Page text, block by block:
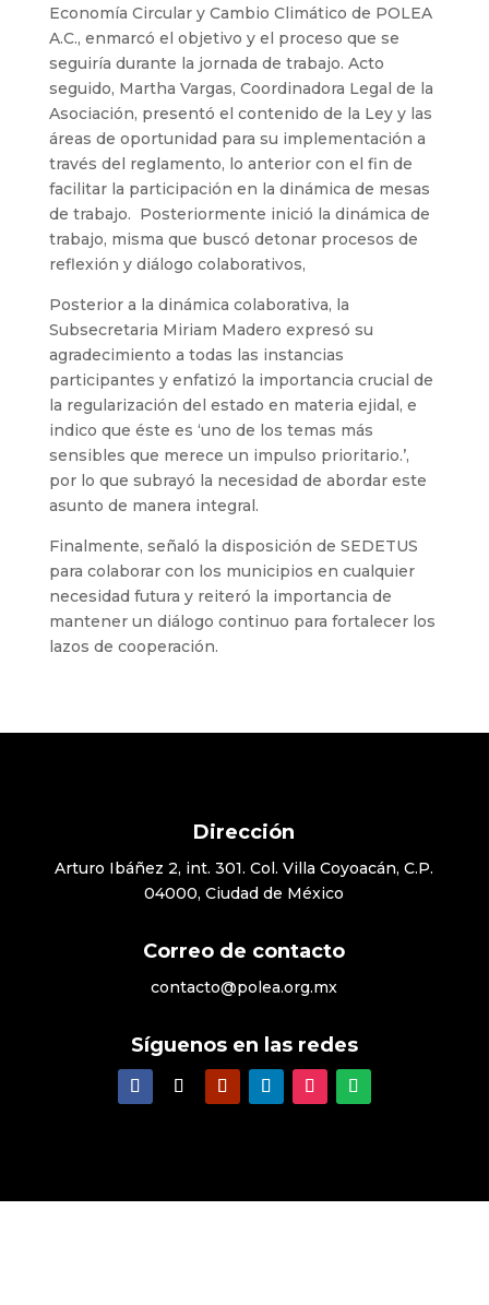
Economía Circular y Cambio Climático de POLEA
A.C., enmarcó el objetivo y el proceso que se
seguiría durante la jornada de trabajo. Acto
seguido, Martha Vargas, Coordinadora Legal de la
Asociación, presentó el contenido de la Ley y las
áreas de oportunidad para su implementación a
través del reglamento, lo anterior con el fin de
facilitar la participación en la dinámica de mesas
de trabajo. Posteriormente inició la dinámica de
trabajo, misma que buscó detonar procesos de
reflexión y diálogo colaborativos,
Posterior a la dinámica colaborativa, la
Subsecretaria Miriam Madero expresó su
agradecimiento a todas las instancias
participantes y enfatizó la importancia crucial de
la regularización del estado en materia ejidal, e
indico que éste es ‘uno de los temas más
sensibles que merece un impulso prioritario.’,
por lo que subrayó la necesidad de abordar este
asunto de manera integral.
Finalmente, señaló la disposición de SEDETUS
para colaborar con los municipios en cualquier
necesidad futura y reiteró la importancia de
mantener un diálogo continuo para fortalecer los
lazos de cooperación.
Dirección
Arturo Ibáñez 2, int. 301. Col. Villa Coyoacán, C.P.
04000, Ciudad de México
Correo de contacto
contacto@polea.org.mx
Síguenos en las redes